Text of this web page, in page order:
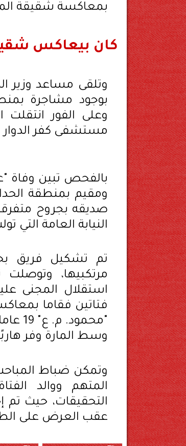
بمعاكسة شقيقة
كان بيعاكس
وتلقى مساعد وزير
بوجود مشاجرة
وعلى الفور انتقلت
مستشفى كفر الدوار
ومقيم بمنطقة
صديقه بجروح
النيابة العامة التي
تم تشكيل فريق
مرتكبيها،
استقلال المجنى
فتاتين فقاما
وسط المارة وفر
وتمكن ضباط
المتهم ووالد
التحقيقات، حيث تم
عقب العرض على